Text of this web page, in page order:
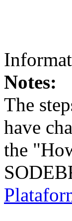
Notes:
The
have
the